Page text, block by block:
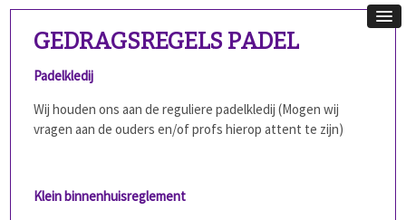
GEDRAGSREGELS PADEL
Padelkledij
Wij houden ons aan de reguliere padelkledij (Mogen wij
vragen aan de ouders en/of profs hierop attent te zijn)
Klein binnenhuisreglement